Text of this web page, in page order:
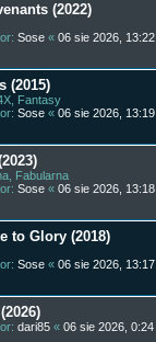
(2022)
Sose « 06 sie 2026, 13:22
(2015)
Fantasy
Sose « 06 sie 2026, 13:19
Fabularna
Sose « 06 sie 2026, 13:18
to Glory (2018)
Sose « 06 sie 2026, 13:17
dari85 « 06 sie 2026, 0:24